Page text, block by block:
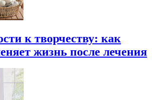
к творчеству: как
жизнь после лечения